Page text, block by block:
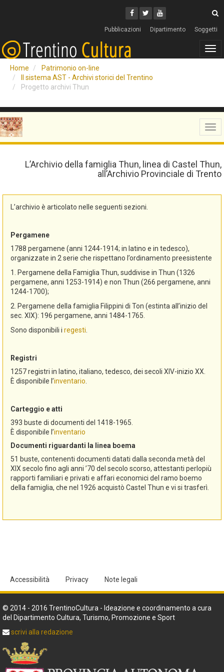
Facebook
Twitter
Youtube
Pubblicazioni Dipartimento Soggetti
Home
Patrimonio on-line
Il sistema AST - Archivi storici del Trentino
Progetto archivi Thun
L’Archivio della famiglia Thun, linea di Castel Thun,
all’Archivio Provinciale di Trento
L’archivio è articolato nelle seguenti sezioni.
Pergamene
1788 pergamene (anni 1244-1914; in latino e in tedesco),
organizzate in 2 serie che rispettano l’ordinamento preesistente
1. Pergamene della Famiglia Thun, suddivise in Thun (1326
pergamene, anni 1253-1914) e non Thun (266 pergamene, anni
1244-1700);
2. Pergamene della famiglia Filippini di Ton (estinta all’inizio del
sec. XIX): 196 pergamene, anni 1484-1765.
Sono disponibili i regesti
Registri
1257 registri in latino, italiano, tedesco, dei secoli XIV-inizio XX.
È disponibile l’inventario
Carteggio e atti
393 buste di documenti del 1418-1965.
È disponibile l’inventario
Documenti riguardanti la linea boema
51 buste, contenenti documenti datati dalla seconda metà del
XIX secolo fino agli anni ’70 del secolo scorso, attestanti perlopiù
rapporti familiari e privati e affari economici del ramo boemo
della famiglia, che nel 1926 acquistò Castel Thun e vi si trasferì.
Accessibilità Privacy Note legali
© 2014 - 2016 TrentinoCultura - Ideazione e coordinamento a cura
del Dipartimento Cultura, Turismo, Promozione e Sport
scrivi alla redazione